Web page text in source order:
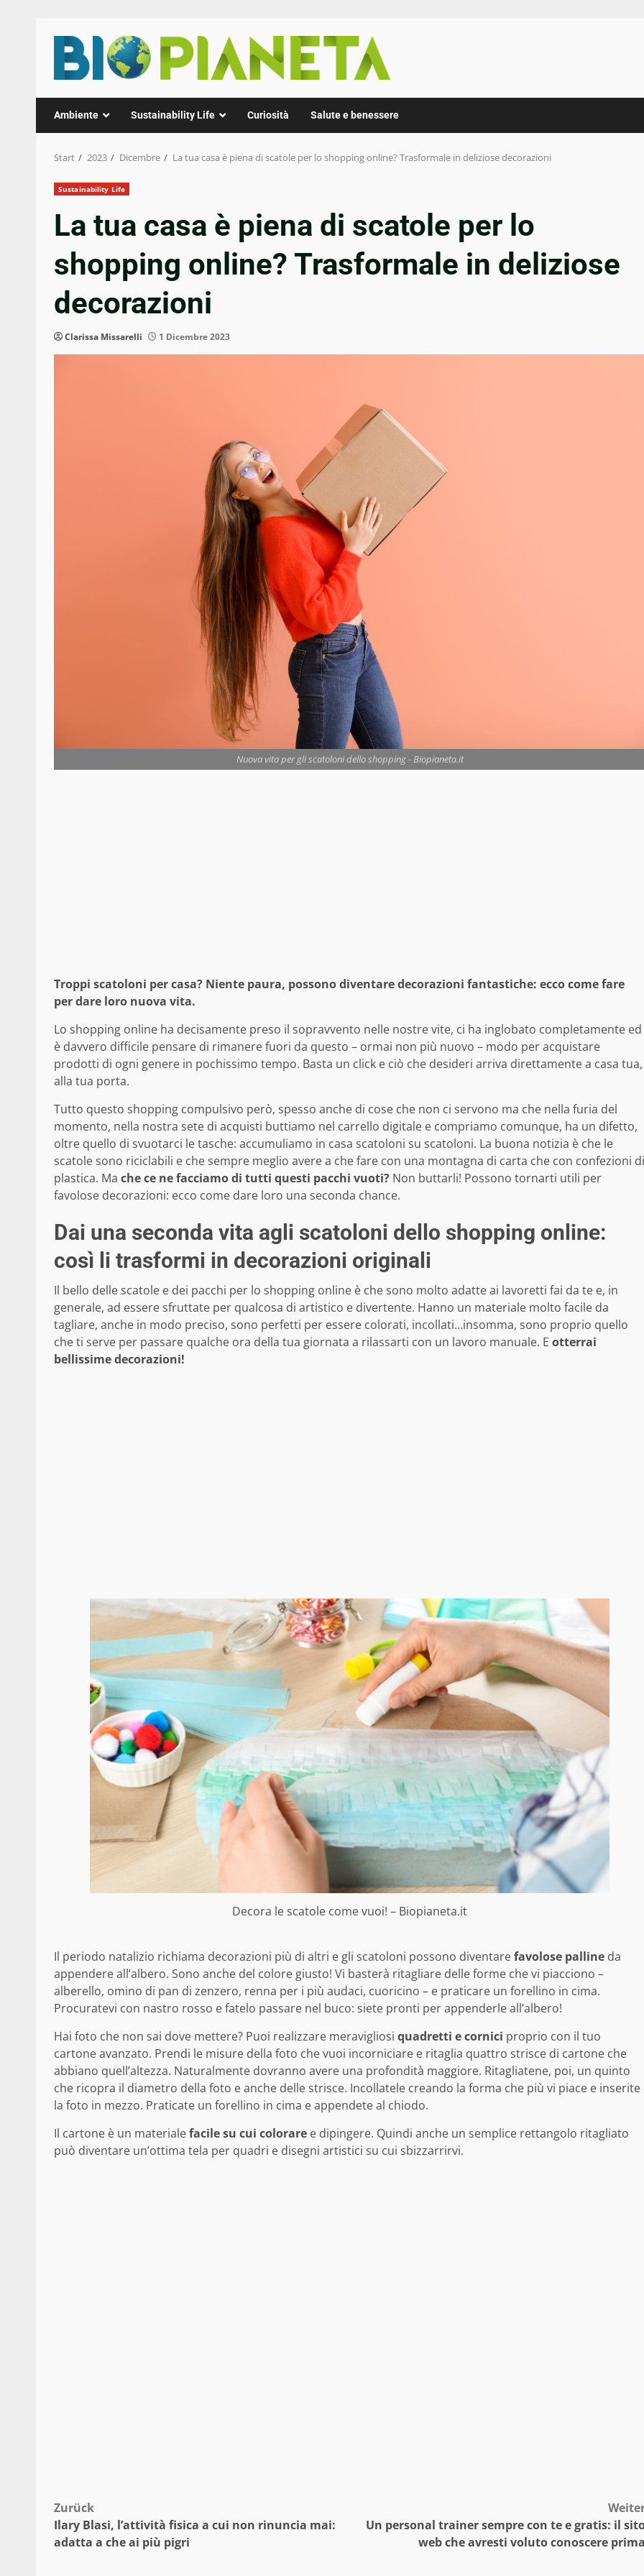
Inhalt
springen
Ambiente Sustainability Life Curiosità Salute e benessere
Start 2023 Dicembre La tua casa è piena di scatole per lo shopping online? Trasformale in deliziose decorazioni
Sustainability Life
La tua casa è piena di scatole per lo
shopping online? Trasformale in deliziose
decorazioni
Clarissa Missarelli 1 Dicembre 2023
Nuova vita per gli scatoloni dello shopping - Biopianeta.it
Troppi scatoloni per casa? Niente paura, possono diventare decorazioni fantastiche: ecco come fare
per dare loro nuova vita.
Lo shopping online ha decisamente preso il sopravvento nelle nostre vite, ci ha inglobato completamente ed
è davvero difficile pensare di rimanere fuori da questo – ormai non più nuovo – modo per acquistare
prodotti di ogni genere in pochissimo tempo. Basta un click e ciò che desideri arriva direttamente a casa tua,
alla tua porta.
Tutto questo shopping compulsivo però, spesso anche di cose che non ci servono ma che nella furia del
momento, nella nostra sete di acquisti buttiamo nel carrello digitale e compriamo comunque, ha un difetto,
oltre quello di svuotarci le tasche: accumuliamo in casa scatoloni su scatoloni. La buona notizia è che le
scatole sono riciclabili e che sempre meglio avere a che fare con una montagna di carta che con confezioni di
plastica. Ma che ce ne facciamo di tutti questi pacchi vuoti? Non buttarli! Possono tornarti utili per
favolose decorazioni: ecco come dare loro una seconda chance.
Dai una seconda vita agli scatoloni dello shopping online:
così li trasformi in decorazioni originali
Il bello delle scatole e dei pacchi per lo shopping online è che sono molto adatte ai lavoretti fai da te e, in
generale, ad essere sfruttate per qualcosa di artistico e divertente. Hanno un materiale molto facile da
tagliare, anche in modo preciso, sono perfetti per essere colorati, incollati…insomma, sono proprio quello
che ti serve per passare qualche ora della tua giornata a rilassarti con un lavoro manuale. E otterrai
bellissime decorazioni!
Decora le scatole come vuoi! – Biopianeta.it
Il periodo natalizio richiama decorazioni più di altri e gli scatoloni possono diventarefavolose palline da
appendere all’albero. Sono anche del colore giusto! Vi basterà ritagliare delle forme che vi piacciono –
alberello, omino di pan di zenzero, renna per i più audaci, cuoricino – e praticare un forellino in cima.
Procuratevi con nastro rosso e fatelo passare nel buco: siete pronti per appenderle all’albero!
Hai foto che non sai dove mettere? Puoi realizzare meravigliosi quadretti e cornici proprio con il tuo
cartone avanzato. Prendi le misure della foto che vuoi incorniciare e ritaglia quattro strisce di cartone che
abbiano quell’altezza. Naturalmente dovranno avere una profondità maggiore. Ritagliatene, poi, un quinto
che ricopra il diametro della foto e anche delle strisce. Incollatele creando la forma che più vi piace e inserite
la foto in mezzo. Praticate un forellino in cima e appendete al chiodo.
Il cartone è un materialefacile su cui colorare e dipingere. Quindi anche un semplice rettangolo ritagliato
può diventare un’ottima tela per quadri e disegni artistici su cui sbizzarrirvi.
Beitragsnavigation
Zurück
Ilary Blasi, l’attività fisica a cui non rinuncia mai:
adatta a che ai più pigri
Un personal trainer sempre con te e gratis: il
web che avresti voluto conoscere